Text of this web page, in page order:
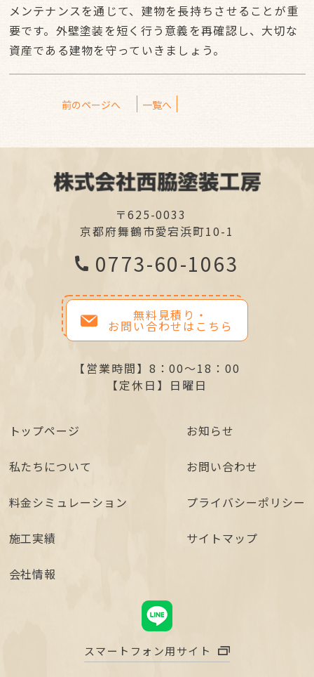
メンテナンスを通じて、建物を長持ちさせることが重
要です。外壁塗装を短く行う意義を再確認し、大切な
資産である建物を守っていきましょう。
前のページへ 一覧へ
〒625-0033
京都府舞鶴市愛宕浜町10-1
0773-60-1063
無料見積り・
お問い合わせはこちら
【営業時間】 8：00～18：00
【定休日】 日曜日
トップページ
私たちについて
料金シミュレーション
施工実績
会社情報
お知らせ
お問い合わせ
プライバシーポリシー
サイトマップ
スマートフォン用サイト